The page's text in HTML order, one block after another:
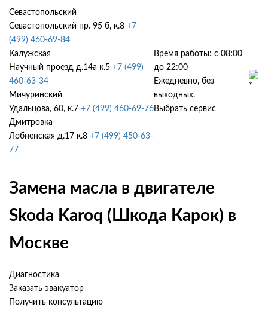
Севастопольский
Севастопольский пр. 95 б, к.8 +7
(499) 460-69-84
Калужская
Научный проезд д.14а к.5 +7 (499)
460-63-34
Мичуринский
Удальцова, 60, к.7 +7 (499) 460-69-76
Дмитровка
Лобненская д.17 к.8 +7 (499) 450-63-
77
Время работы: с 08:00
до 22:00
Ежедневно, без
выходных.
Выбрать сервис
Замена масла в двигателе
Skoda Karoq (Шкода Карок) в
Москве
Диагностика
Заказать эвакуатор
Получить консультацию